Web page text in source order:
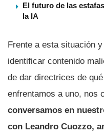
El futuro de las
la IA
Frente a esta situación
identificar contenido
de dar directrices de
enfrentamos a uno, nos
conversamos en
con Leandro Cuozzo,